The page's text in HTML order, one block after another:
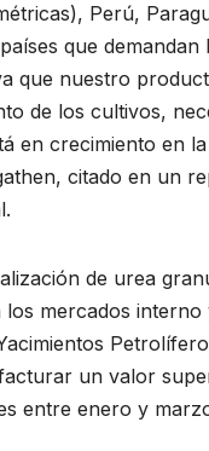
Perú,
que demandan
que nuestro
de los cultivos,
en crecimiento en la
citado en un
de urea
los mercados
un valor
entre enero y